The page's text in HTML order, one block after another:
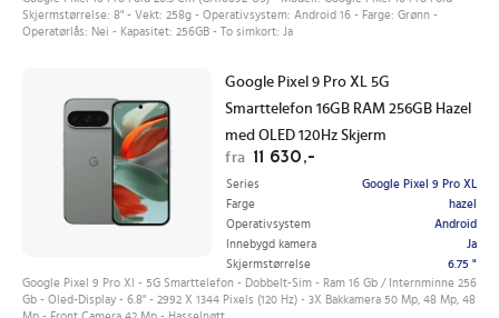
Skjermstørrelse: 8" - Vekt: 258g - Operativsystem: Android 16 - Farge: Grønn -
Operatørlås: Nei - Kapasitet: 256GB - To simkort: Ja
Google Pixel 9 Pro XL 5G
Smarttelefon 16GB RAM 256GB Hazel
med OLED 120Hz Skjerm
fra 11 630,-
Series
Google Pixel 9 Pro XL
Farge
hazel
Operativsystem
Android
Innebygd kamera
Ja
Skjermstørrelse
6.75 "
Google Pixel 9 Pro Xl - 5G Smarttelefon - Dobbelt-Sim - Ram 16 Gb / Internminne 256
Gb - Oled-Display - 6.8" - 2992 X 1344 Pixels (120 Hz) - 3X Bakkamera 50 Mp, 48 Mp, 48